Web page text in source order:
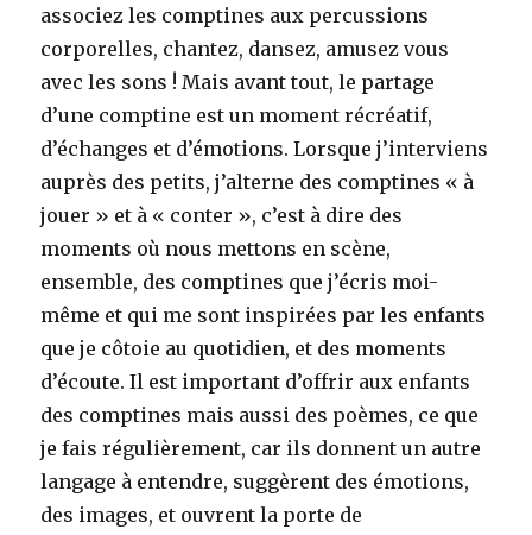
associez les comptines aux percussions
corporelles, chantez, dansez, amusez vous
avec les sons ! Mais avant tout, le partage
d’une comptine est un moment récréatif,
d’échanges et d’émotions. Lorsque j’interviens
auprès des petits, j’alterne des comptines « à
jouer » et à « conter », c’est à dire des
moments où nous mettons en scène,
ensemble, des comptines que j’écris moi-
même et qui me sont inspirées par les enfants
que je côtoie au quotidien, et des moments
d’écoute. Il est important d’offrir aux enfants
des comptines mais aussi des poèmes, ce que
je fais régulièrement, car ils donnent un autre
langage à entendre, suggèrent des émotions,
des images, et ouvrent la porte de